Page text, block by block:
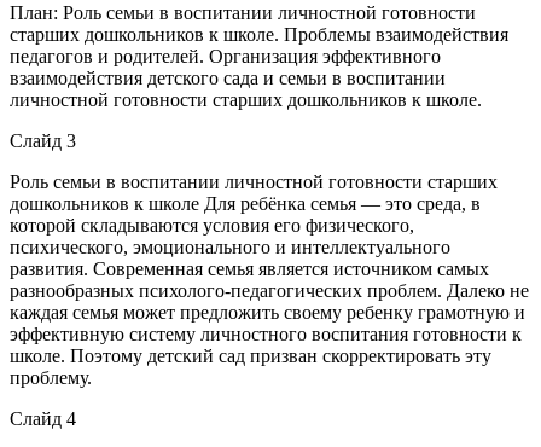
План: Роль семьи в воспитании личностной готовности
старших дошкольников к школе. Проблемы взаимодействия
педагогов и родителей. Организация эффективного
взаимодействия детского сада и семьи в воспитании
личностной готовности старших дошкольников к школе.
Слайд 3
Роль семьи в воспитании личностной готовности старших
дошкольников к школе Для ребёнка семья — это среда, в
которой складываются условия его физического,
психического, эмоционального и интеллектуального
развития. Современная семья является источником самых
разнообразных психолого-педагогических проблем. Далеко не
каждая семья может предложить своему ребенку грамотную и
эффективную систему личностного воспитания готовности к
школе. Поэтому детский сад призван скорректировать эту
проблему.
Слайд 4